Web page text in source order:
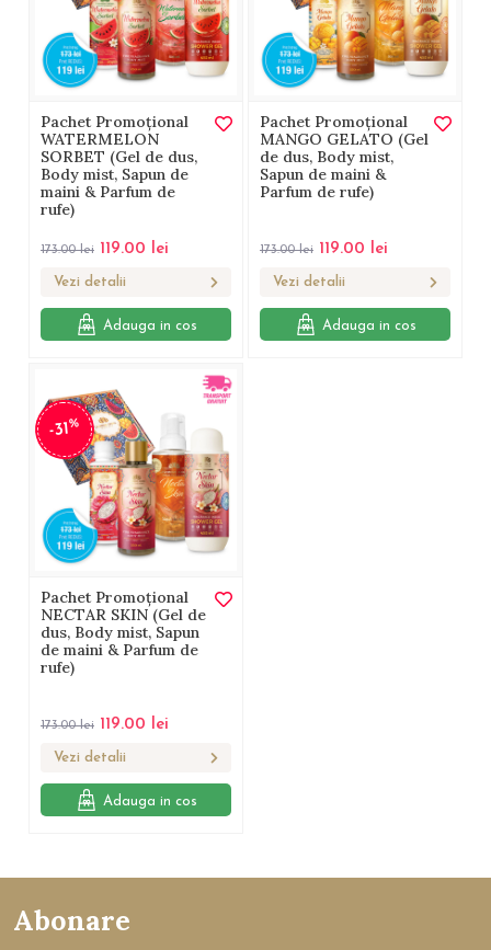
Pachet Promoțional
WATERMELON
SORBET (Gel de dus,
Body mist, Sapun de
maini & Parfum de
rufe)
173.00 lei 119.00 lei
Vezi detalii
Adauga in cos
Pachet Promoțional
MANGO GELATO (Gel
de dus, Body mist,
Sapun de maini &
Parfum de rufe)
173.00 lei 119.00 lei
Vezi detalii
Adauga in cos
-31%
Pachet Promoțional
NECTAR SKIN (Gel de
dus, Body mist, Sapun
de maini & Parfum de
rufe)
173.00 lei 119.00 lei
Vezi detalii
Adauga in cos
Abonare